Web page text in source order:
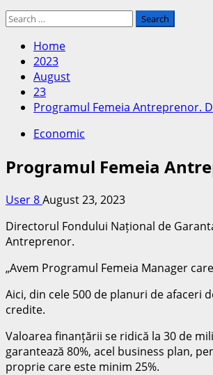
Search
Home
2023
August
23
Programul Femeia Antreprenor.
Economic
Programul Femeia
User 8August 23, 2023
Directorul Fondului Național de
Antreprenor.
„Avem Programul Femeia Manager
Aici, din cele 500 de planuri de afaceri
credite.
Valoarea finanțării se ridică la 30 de
garantează 80%, acel business plan,
proprie care este minim 25%.